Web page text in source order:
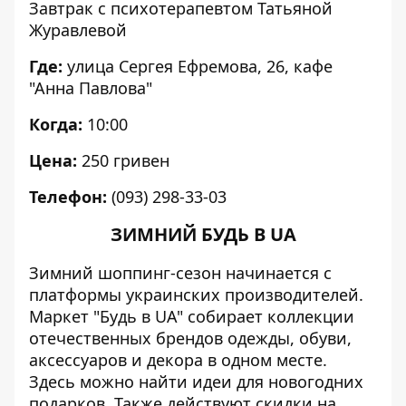
Завтрак с психотерапевтом Татьяной
Журавлевой
Где: улица Сергея Ефремова, 26, кафе
"Анна Павлова"
Когда: 10:00
Цена: 250 гривен
Телефон: (093) 298-33-03
ЗИМНИЙ БУДЬ В UA
Зимний шоппинг-сезон начинается с
платформы украинских производителей.
Маркет "Будь в UA" собирает коллекции
отечественных брендов одежды, обуви,
аксессуаров и декора в одном месте.
Здесь можно найти идеи для новогодних